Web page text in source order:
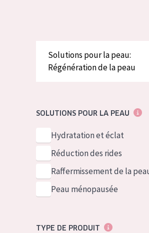
Solutions pour la peau:
Régénération de la peau
SOLUTIONS POUR LA PEAU
Hydratation et éclat
Réduction des rides
Raffermissement de la
Peau ménopausée
TYPE DE PRODUIT